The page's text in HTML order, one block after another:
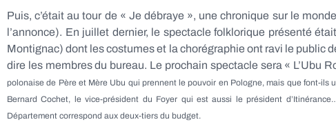
Puis, c’était au tour de « Je débraye », une chronique sur le
l’annonce). En juillet dernier, le spectacle folklorique présenté
Montignac) dont les costumes et la chorégraphie ont ravi le public
dire les membres du bureau. Le prochain spectacle sera « L’Ubu
polonaise de Père et Mère Ubu qui prennent le pouvoir en Pologne, mais que font-
Bernard Cochet, le vice-président du Foyer qui est aussi le président
Département correspond aux deux-tiers du budget.